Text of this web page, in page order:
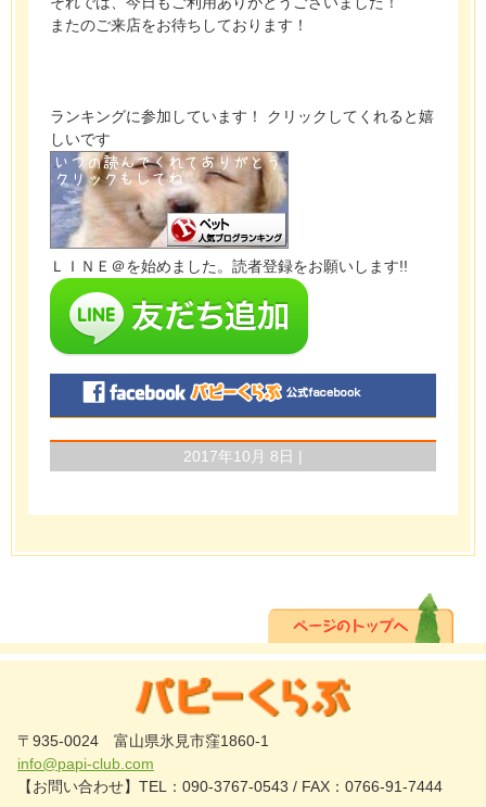
またのご来店をお待ちしております！
ランキングに参加しています！ クリックしてくれると嬉
しいです
ＬＩＮＥ＠を始めました。読者登録をお願いします!!
2017年10月 8日 |
〒935-0024 富山県氷見市窪1860-1
info@papi-club.com
【お問い合わせ】TEL：090-3767-0543 / FAX：0766-91-7444